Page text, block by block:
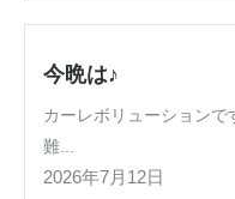
今晩は♪
カーレボリューション
難...
2026年7月12日